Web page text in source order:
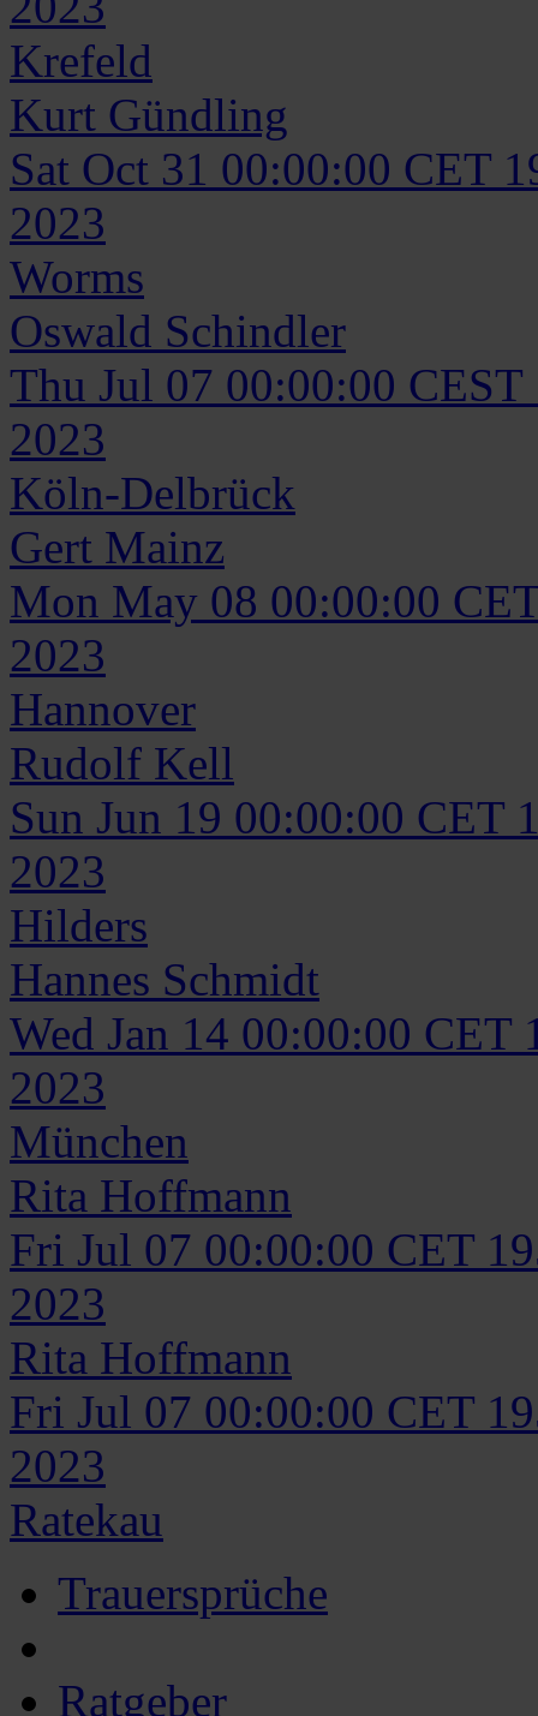
Krefeld
Kurt Gündling
Sat Oct 31 00:00:00 CET
2023
Worms
Oswald Schindler
Thu Jul 07 00:00:00 CEST
2023
Köln-Delbrück
Gert Mainz
Mon May 08 00:00:00
2023
Hannover
Rudolf Kell
Sun Jun 19 00:00:00 CET
2023
Hilders
Hannes Schmidt
Wed Jan 14 00:00:00 CET
2023
München
Rita Hoffmann
Fri Jul 07 00:00:00 CET
2023
Rita Hoffmann
Fri Jul 07 00:00:00 CET
2023
Ratekau
Trauersprüche
Ratgeber